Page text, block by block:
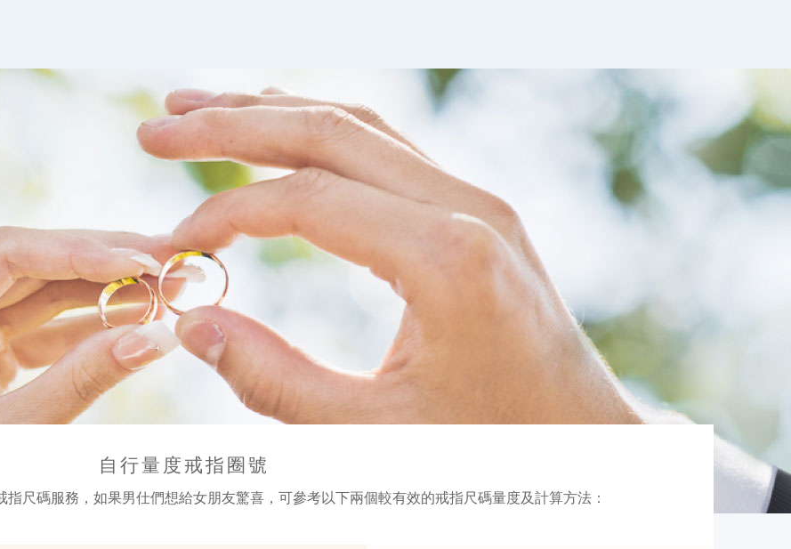
自行量度戒指圈號
尺碼服務，如果男仕們想給女朋友驚喜，可參考以下兩個較有效的戒指尺碼量度及計算方法：